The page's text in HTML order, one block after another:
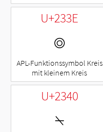
U+233E
⌾
APL-Funktionssymbol Kreis
mit kleinem Kreis
U+2340
⍀